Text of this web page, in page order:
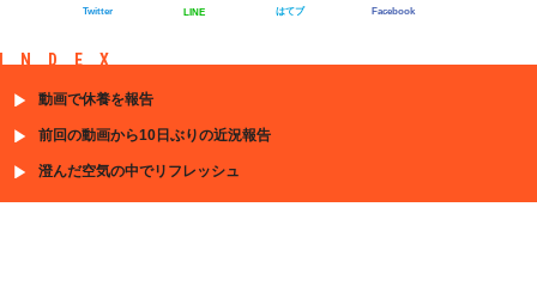
Twitter LINE はてブ Facebook
INDEX
動画で休養を報告
前回の動画から10日ぶりの近況報告
澄んだ空気の中でリフレッシュ